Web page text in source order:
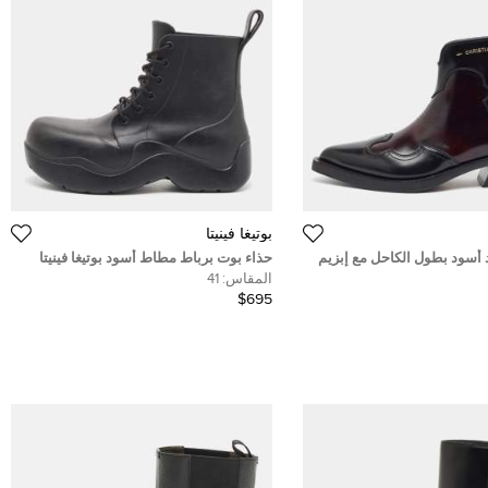
أسود بطول الكاحل مع إبزيم
بوتيغا فينيتا
حذاء بوت برباط مطاط أسود بوتيغا فينيتا
مقاس 41
المقاس: 41
$695